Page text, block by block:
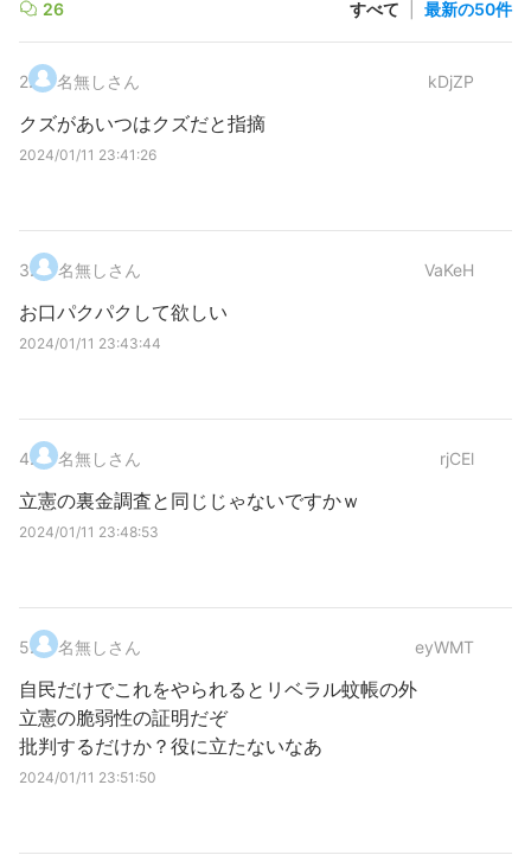
26 すべて 最新の50件
2. 名無しさん kDjZP
クズがあいつはクズだと指摘
2024/01/11 23:41:26
3. 名無しさん VaKeH
お口パクパクして欲しい
2024/01/11 23:43:44
4. 名無しさん rjCEl
立憲の裏金調査と同じじゃないですかｗ
2024/01/11 23:48:53
5. 名無しさん eyWMT
自民だけでこれをやられるとリベラル蚊帳の外
立憲の脆弱性の証明だぞ
批判するだけか？役に立たないなあ
2024/01/11 23:51:50